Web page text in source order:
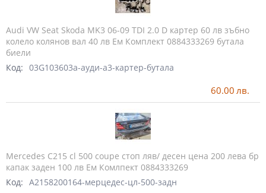
Audi VW Seat Skoda MK3 06-09 TDI 2.0 D картер 60 лв зъбно
колело колянов вал 40 лв Ем Комплект 0884333269 бутала
биели
Код: 03G103603a-ауди-а3-картер-бутала
60.00 лв.
Mercedes C215 cl 500 coupe стоп ляв/ десен цена 200 лева бр
капак заден 100 лв Ем Комлпект 0884333269
Код: A2158200164-мерцедес-цл-500-задн